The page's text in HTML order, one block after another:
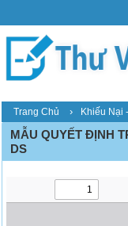
Trang Chủ › Khiếu Nại
MẪU QUYẾT ĐỊNH
DS